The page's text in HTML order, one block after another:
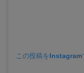
この投稿をInstagram